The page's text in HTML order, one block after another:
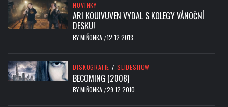
NOVINKY
ARI KOUIVUVEN VYDAL S KOLEGY VÁNOČNÍ
DESKU!
BYMIŇONKA /12.12.2013
DISKOGRAFIE / SLIDESHOW
BECOMING (2008)
BYMIŇONKA /29.12.2010